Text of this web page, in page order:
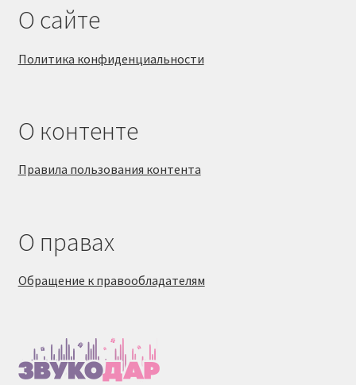
О сайте
Политика конфиденциальности
О контенте
Правила пользования контента
О правах
Обращение к правообладателям